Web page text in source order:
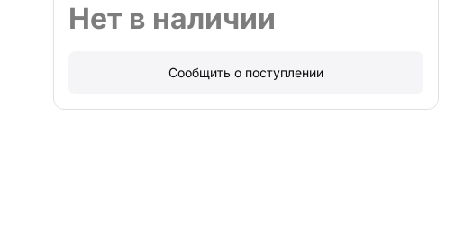
Нет в наличии
Сообщить о поступлении